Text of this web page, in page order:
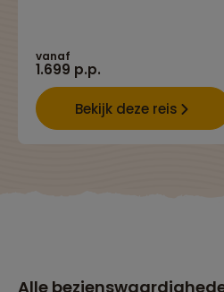
vanaf
1.699 p.p.
Bekijk deze reis
Alle